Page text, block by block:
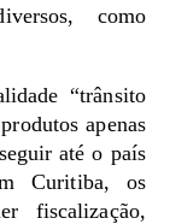
como
“trânsito
apenas
até o país
Curitiba, os
fiscalização,